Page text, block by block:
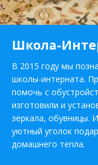
Школа-
В 2015 году мы
школы-интерната.
помочь с
изготовили и
зеркала, обувницы.
уютный уголок
домашнего тепла.